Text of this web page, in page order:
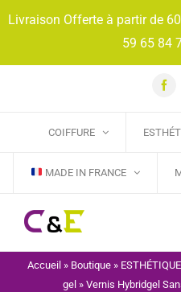
COIFFURE
MADE IN FRANCE
Accueil » Boutique » ESTHÉTIQUE
gel » Vernis Hybridgel
Livraison Offerte à partir de
59 65 84